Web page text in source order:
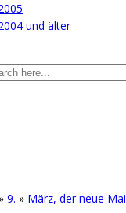
und älter
» 9. » März, der neue Mai